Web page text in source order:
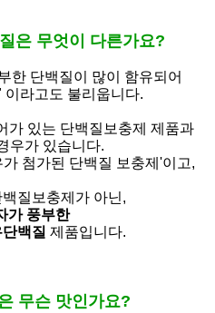
은 무엇이 다른가요?
한 단백질이 많이 함유되어
이라고도 불리웁니다.
가 있는 단백질보충제 제품과
우가 있습니다.
가 첨가된 단백질 보충제'이고,
질보충제가 아닌,
가 풍부한
백질 제품입니다.
무슨 맛인가요?